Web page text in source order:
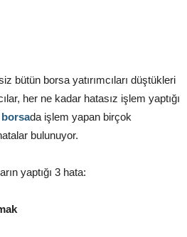
bütün borsa yatırımcıları düştükleri
her ne kadar hatasız işlem yaptığı
borsada işlem yapan birçok
bulunuyor.
yaptığı 3 hata: